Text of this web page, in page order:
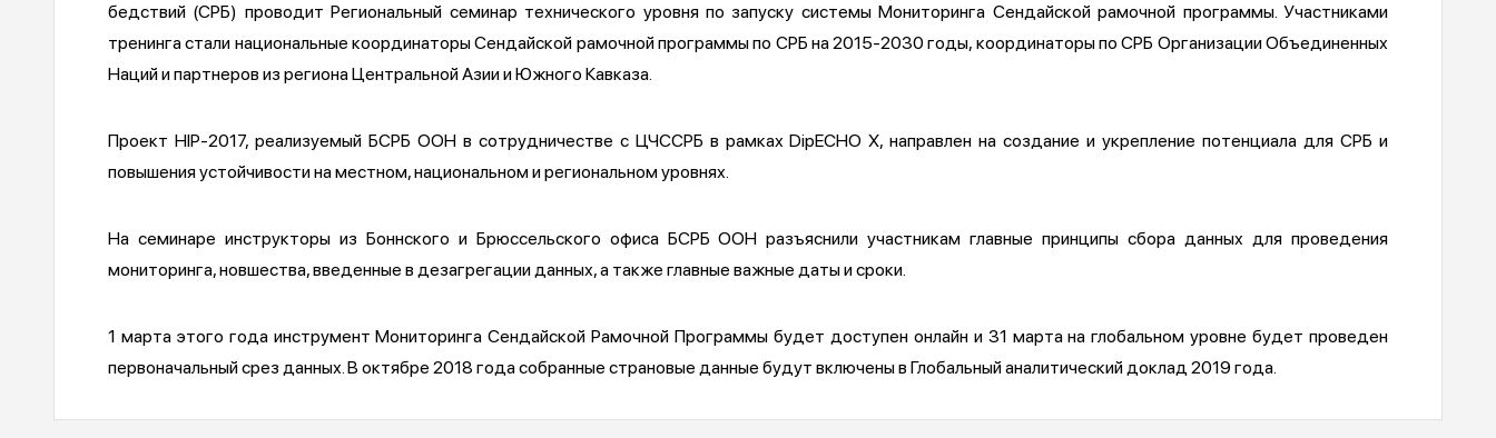
бедствий (СРБ) проводит Региональный семинар технического уровня по запуску системы Мониторинга Сендайской рамочной программы. Участниками
тренинга стали национальные координаторы Сендайской рамочной программы по СРБ на 2015-2030 годы, координаторы по СРБ Организации Объединенных
Наций и партнеров из региона Центральной Азии и Южного Кавказа.
Проект HIP-2017, реализуемый БСРБ ООН в сотрудничестве с ЦЧССРБ в рамках DipECHO X, направлен на создание и укрепление потенциала для СРБ и
повышения устойчивости на местном, национальном и региональном уровнях.
На семинаре инструкторы из Боннского и Брюссельского офиса БСРБ ООН разъяснили участникам главные принципы сбора данных для проведения
мониторинга, новшества, введенные в дезагрегации данных, а также главные важные даты и сроки.
1 марта этого года инструмент Мониторинга Сендайской Рамочной Программы будет доступен онлайн и 31 марта на глобальном уровне будет проведен
первоначальный срез данных. В октябре 2018 года собранные страновые данные будут включены в Глобальный аналитический доклад 2019 года.